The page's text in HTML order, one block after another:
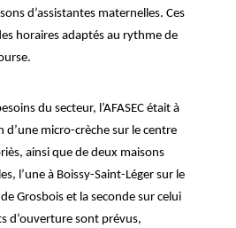
d’assistantes maternelles. Ces
horaires adaptés au rythme de
du secteur, l’AFASEC était à
d’une micro-crèche sur le centre
ainsi que de deux maisons
l’une à Boissy-Saint-Léger sur le
Grosbois et la seconde sur celui
d’ouverture sont prévus,